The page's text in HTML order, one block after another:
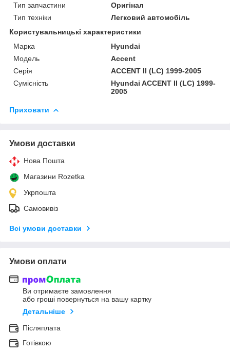
Тип запчастини
Оригінал
Тип техніки
Легковий автомобіль
Користувальницькі характеристики
Марка
Hyundai
Мoдель
Accent
Серія
ACCENT II (LC) 1999-2005
Сумісність
Hyundai ACCENT II (LC) 1999-
2005
Приховати
Умови доставки
Нова Пошта
Магазини Rozetka
Укрпошта
Самовивіз
Всі умови доставки
Умови оплати
Ви отримаєте замовлення
або гроші повернуться на вашу картку
Детальніше
Післяплата
Готівкою